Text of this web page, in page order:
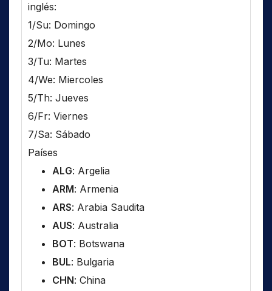
inglés:
1/Su: Domingo
2/Mo: Lunes
3/Tu: Martes
4/We: Miercoles
5/Th: Jueves
6/Fr: Viernes
7/Sa: Sábado
Países
ALG: Argelia
ARM: Armenia
ARS: Arabia Saudita
AUS: Australia
BOT: Botswana
BUL: Bulgaria
CHN: China